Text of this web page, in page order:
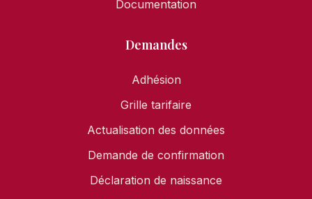
Documentation
Demandes
Adhésion
Grille tarifaire
Actualisation des données
Demande de confirmation
Déclaration de naissance